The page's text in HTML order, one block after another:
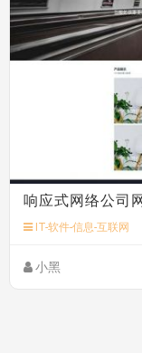
hk****80 安装
免费
碧**天 安装《
hk****70 安装
hk****70 安装
hk****28 安装《
￥
C**y 安装《响
C**y 安装《双
hk****82 安装
hk****82 安装《
响应式网络公司
IT-软件-信息-互联网
小黑